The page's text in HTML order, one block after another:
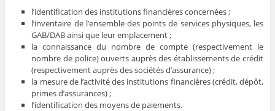
l’identification des institutions financières concernées ;
l’inventaire de l’ensemble des points de services physiques, les
GAB/DAB ainsi que leur emplacement ;
la connaissance du nombre de compte (respectivement le
nombre de police) ouverts auprès des établissements de crédit
(respectivement auprès des sociétés d’assurance) ;
la mesure de l’activité des institutions financières (crédit, dépôt,
primes d’assurances) ;
l’identification des moyens de paiements.